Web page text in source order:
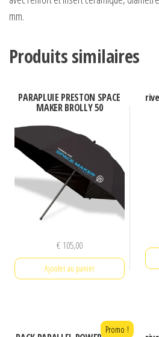
mm.
Produits similaires
PARAPLUIE PRESTON SPACE
MAKER BROLLY 50
€105,00
Ajouter au panier
Promo !